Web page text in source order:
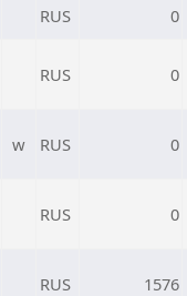
RUS 0
RUS 0
w RUS 0
RUS 0
RUS 1576